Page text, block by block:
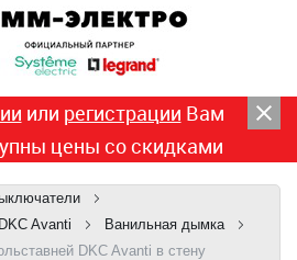
или регистрации Вам
цены со скидками
Avanti
Ванильная дымка
DKC Avanti в стену